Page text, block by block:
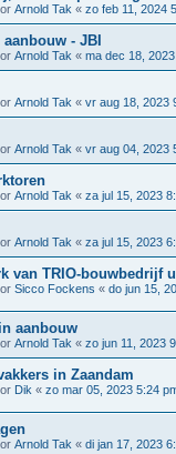
Arnold Tak « zo feb 11, 2024
- JBI
Arnold Tak « ma dec 18,
Arnold Tak « vr aug 18, 2023
Arnold Tak « vr aug 04, 2023
Arnold Tak « za jul 15, 2023
Arnold Tak « za jul 15, 2023
van TRIO-bouwbedrijf
Sicco Fockens « do jun 15,
aanbouw
Arnold Tak « zo jun 11, 2023
in Zaandam
Dik « zo mar 05, 2023 5:24
Arnold Tak « di jan 17, 2023